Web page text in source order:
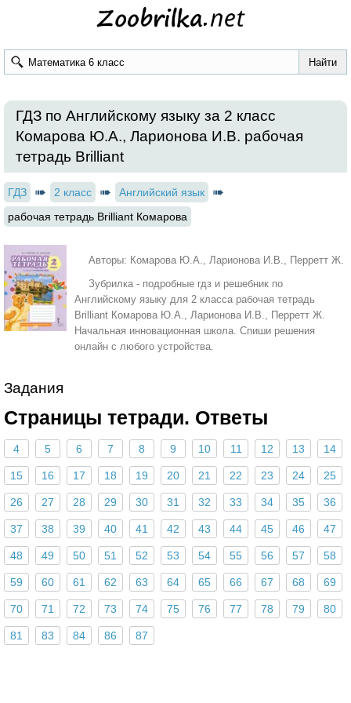
ГДЗ по Английскому языку за 2 класс
Комарова Ю.А., Ларионова И.В. рабочая
тетрадь Brilliant
ГДЗ 2 класс
Английский язык
рабочая тетрадь Brilliant Комарова
Авторы: Комарова Ю.А., Ларионова И.В., Перретт Ж.
Зубрилка - подробные гдз и решебник по
Английскому языку для 2 класса рабочая тетрадь
Brilliant Комарова Ю.А., Ларионова И.В., Перретт Ж.
Начальная инновационная школа. Спиши решения
онлайн с любого устройства.
Задания
Страницы тетради. Ответы
4 5 6 7 8 9 10 11 12 13 14
15 16 17 18 19 20 21 22 23 24 25
26 27 28 29 30 31 32 33 34 35 36
37 38 39 40 41 42 43 44 45 46 47
48 49 50 51 52 53 54 55 56 57 58
59 60 61 62 63 64 65 66 67 68 69
70 71 72 73 74 75 76 77 78 79 80
81 83 84 86 87